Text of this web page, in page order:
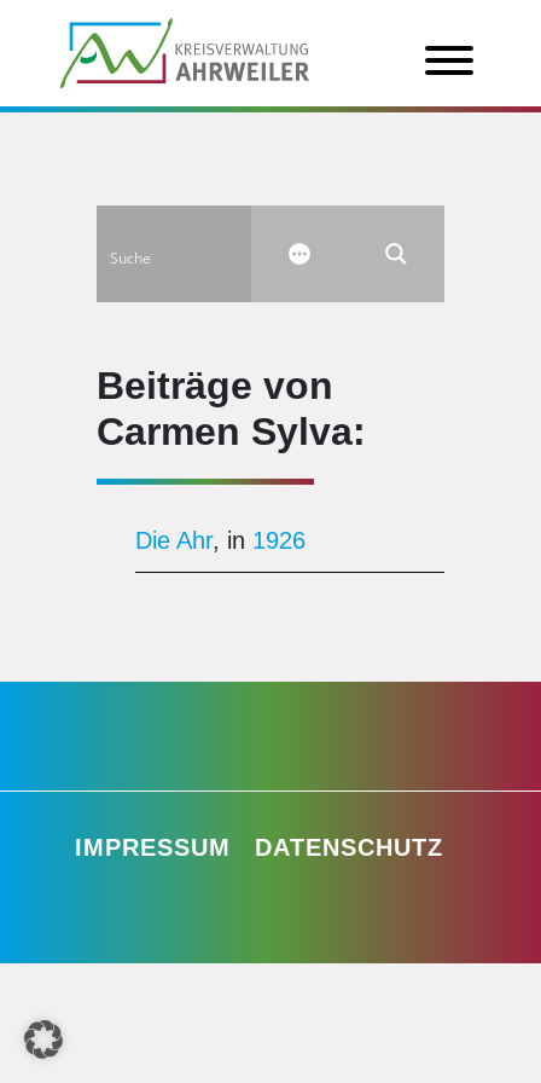
Beiträge von
Carmen Sylva:
Die Ahr, in 1926
IMPRESSUM DATENSCHUTZ